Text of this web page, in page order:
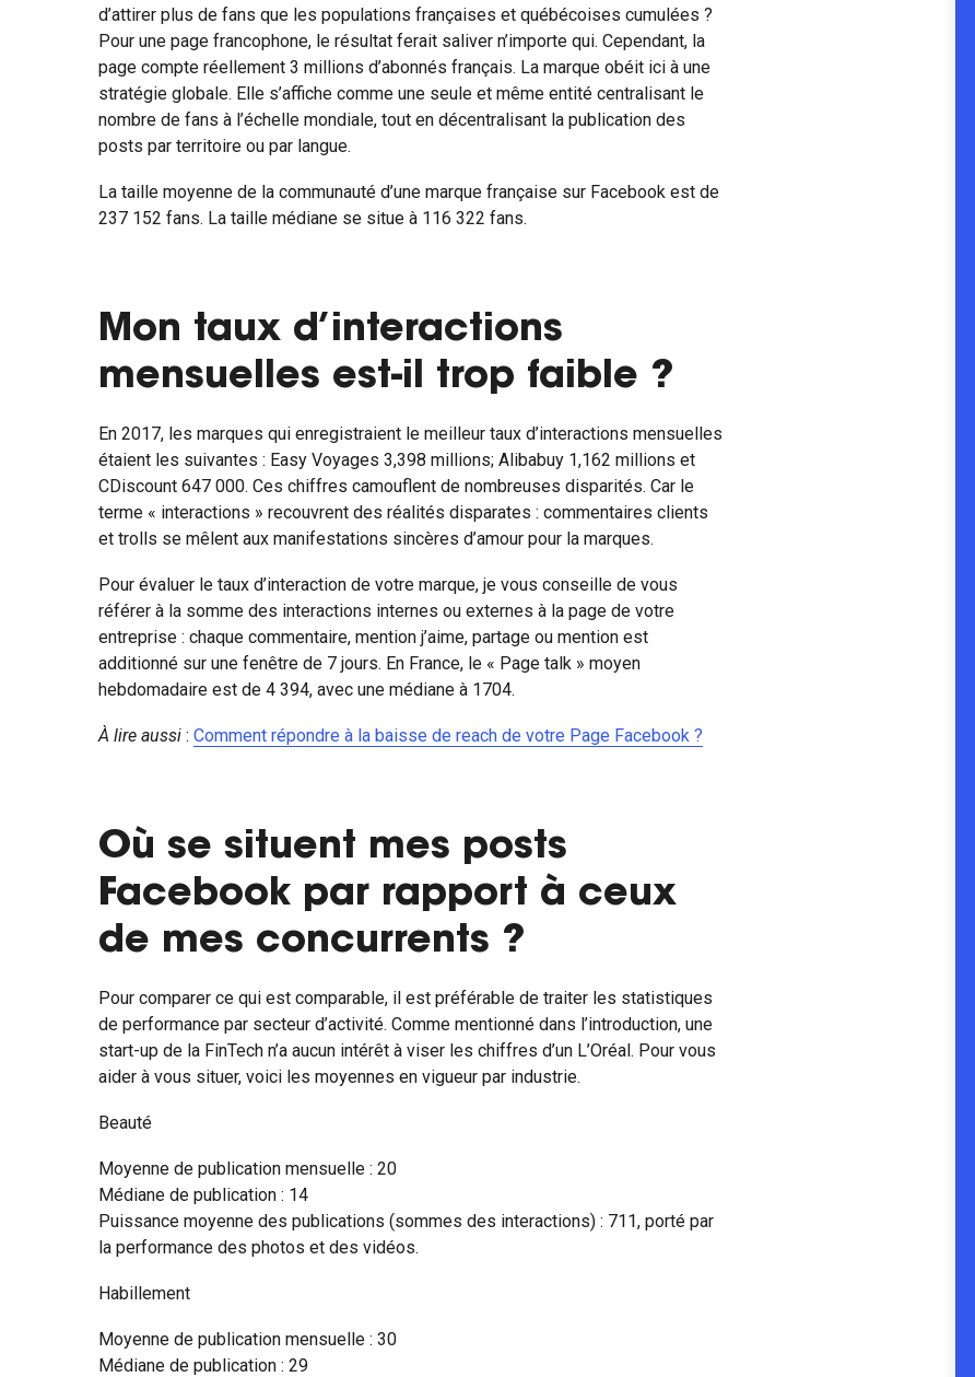
d’attirer plus de fans que les populations françaises et québécoises cumulées ?
Pour une page francophone, le résultat ferait saliver n’importe qui. Cependant, la
page compte réellement 3 millions d’abonnés français. La marque obéit ici à une
stratégie globale. Elle s’affiche comme une seule et même entité centralisant le
nombre de fans à l’échelle mondiale, tout en décentralisant la publication des
posts par territoire ou par langue.
La taille moyenne de la communauté d’une marque française sur Facebook est de
237 152 fans. La taille médiane se situe à 116 322 fans.
Mon taux d’interactions
mensuelles est-il trop faible ?
En 2017, les marques qui enregistraient le meilleur taux d’interactions mensuelles
étaient les suivantes : Easy Voyages 3,398 millions; Alibabuy 1,162 millions et
CDiscount 647 000. Ces chiffres camouflent de nombreuses disparités. Car le
terme « interactions » recouvrent des réalités disparates : commentaires clients
et trolls se mêlent aux manifestations sincères d’amour pour la marques.
Pour évaluer le taux d’interaction de votre marque, je vous conseille de vous
référer à la somme des interactions internes ou externes à la page de votre
entreprise : chaque commentaire, mention j’aime, partage ou mention est
additionné sur une fenêtre de 7 jours. En France, le « Page talk » moyen
hebdomadaire est de 4 394, avec une médiane à 1704.
À lire aussi : Comment répondre à la baisse de reach de votre Page Facebook ?
Où se situent mes posts
Facebook par rapport à ceux
de mes concurrents ?
Pour comparer ce qui est comparable, il est préférable de traiter les statistiques
de performance par secteur d’activité. Comme mentionné dans l’introduction, une
start-up de la FinTech n’a aucun intérêt à viser les chiffres d’un L’Oréal. Pour vous
aider à vous situer, voici les moyennes en vigueur par industrie.
Beauté
Moyenne de publication mensuelle : 20
Médiane de publication : 14
Puissance moyenne des publications (sommes des interactions) : 711, porté par
la performance des photos et des vidéos.
Habillement
Moyenne de publication mensuelle : 30
Médiane de publication : 29